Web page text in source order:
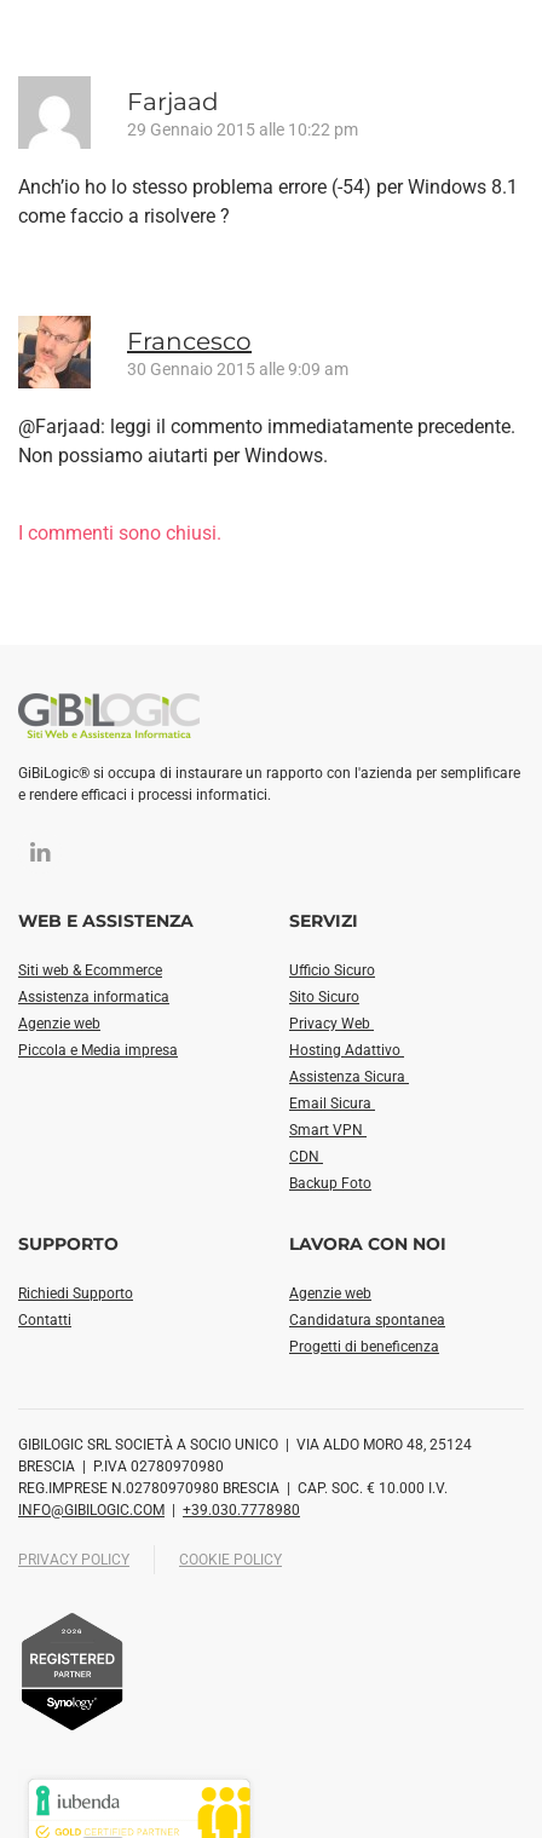
Farjaad
29 Gennaio 2015 alle 10:22 pm
Anch’io ho lo stesso problema errore (-54) per Windows 8.1
come faccio a risolvere ?
Francesco
30 Gennaio 2015 alle 9:09 am
@Farjaad: leggi il commento immediatamente precedente.
Non possiamo aiutarti per Windows.
I commenti sono chiusi.
GiBiLogic® si occupa di instaurare un rapporto con l'azienda per semplificare
e rendere efficaci i processi informatici.
WEB E ASSISTENZA
Siti web & Ecommerce
Assistenza informatica
Agenzie web
Piccola e Media impresa
SERVIZI
Ufficio Sicuro
Sito Sicuro
Privacy Web
Hosting Adattivo
Assistenza Sicura
Email Sicura
Smart VPN
CDN
Backup Foto
SUPPORTO
Richiedi Supporto
Contatti
LAVORA CON NOI
Agenzie web
Candidatura spontanea
Progetti di beneficenza
GIBILOGIC SRL SOCIETÀ A SOCIO UNICO | VIA ALDO MORO 48, 25124
BRESCIA | P.IVA 02780970980
REG.IMPRESE N.02780970980 BRESCIA | CAP. SOC. € 10.000 I.V.
INFO@GIBILOGIC.COM
+39.030.7778980
PRIVACY POLICY COOKIE POLICY